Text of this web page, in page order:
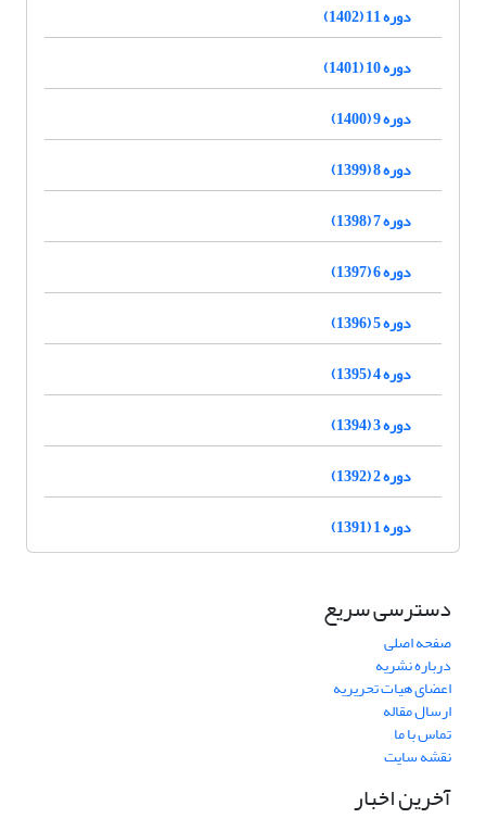
دوره 11 (1402)
دوره 10 (1401)
دوره 9 (1400)
دوره 8 (1399)
دوره 7 (1398)
دوره 6 (1397)
دوره 5 (1396)
دوره 4 (1395)
دوره 3 (1394)
دوره 2 (1392)
دوره 1 (1391)
دسترسی سریع
صفحه اصلی
درباره نشریه
اعضای هیات تحریریه
ارسال مقاله
تماس با ما
نقشه سایت
آخرین اخبار